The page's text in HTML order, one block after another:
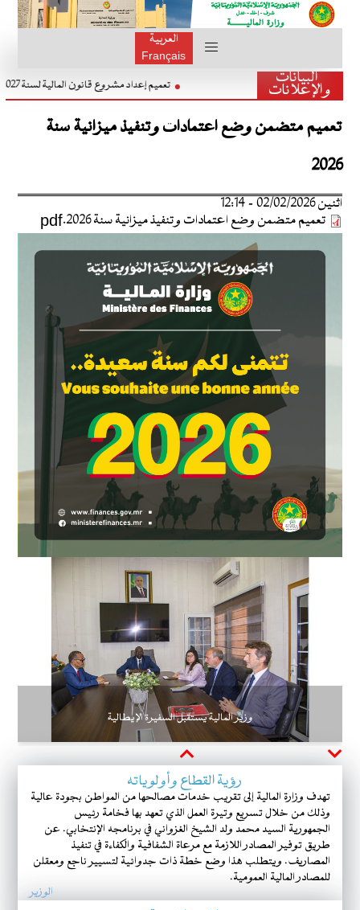
العربية
Français
البيانات
والإعلانات تعميم إعداد مشروع قانون المالية لسنة
تعميم ﻣﺘﻀﻤﻦ وﺿﻊ اﻋﺘﻤﺎدات وﺗﻨﻔﻴﺬ ﻣﻴﺰاﻧﻴﺔ ﺳﻨﺔ
2026
اثنين 02/02/2026 - 12:14
تعميم ﻣﺘﻀﻤﻦ وﺿﻊ اﻋﺘﻤﺎدات وﺗﻨﻔﻴﺬ ﻣﻴﺰاﻧﻴﺔ ﺳﻨﺔ 2026.pdf
وزير المالية يستقبل السفيرة الإيطالية
رؤية القطاع وأولوياته
تهدف وزارة المالية إلى تقريب خدمات مصالحها من المواطن بجودة عالية
وذلك من خلال تسريع وتيرة العمل الذي تعهد بها فخامة رئيس
الجمهورية السيد محمد ولد الشيخ الغزواني في برنامجه الإنتخابي. عن
طريق توفير المصادر اللازمة مع مرعاة الشفافية والكفاءة في تنفيذ
المصاريف. ويتطلب هذا وضع خطة ذات جدوائية لتسيير ناجع ومعقلن
للمصادر المالية العمومية.
الوزير